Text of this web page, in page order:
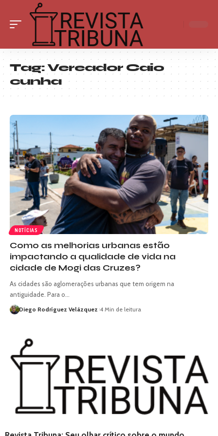
Tag:Vereador Caio
cunha
NOTÍCIAS
Como as melhorias urbanas estão
impactando a qualidade de vida na
cidade de Mogi das Cruzes?
As cidades são aglomerações urbanas que tem origem na
antiguidade. Para o…
Diego Rodríguez Velázquez 4 Min de leitura